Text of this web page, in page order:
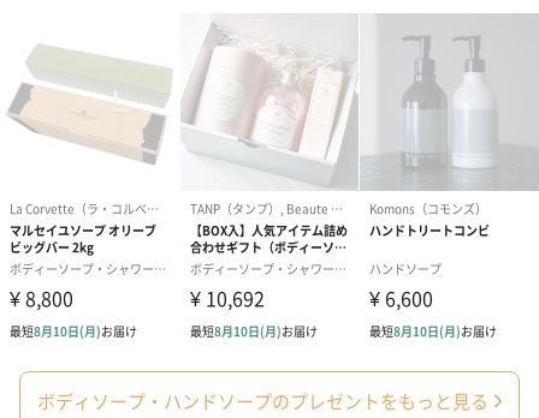
コットン巾着 【誕生
日】（グレー）S（550
円）
コットン巾着 【誕生
日】（スモーキーピン
ク）S（550円）
コットン巾着
とう】 S（
のし
ボディソープ・ハンドソープのプレゼントをもっと見る